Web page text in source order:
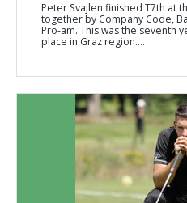
Peter Svajlen finished T7th at
together by Company Code,
Pro-am. This was the seventh
place in Graz region.…